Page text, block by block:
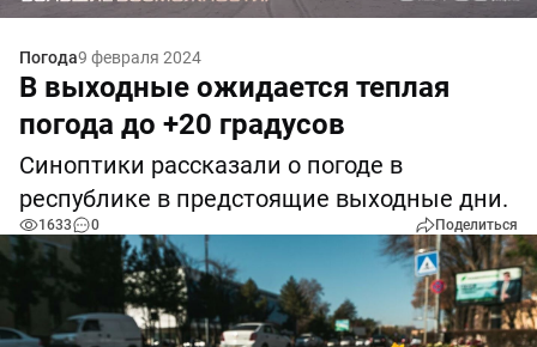
Погода9 февраля 2024
В выходные ожидается теплая
погода до +20 градусов
Синоптики рассказали о погоде в
республике в предстоящие выходные дни.
1633 0 Поделиться